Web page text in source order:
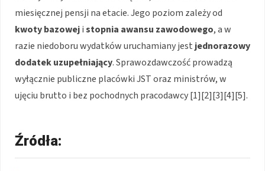
miesięcznej pensji na etacie. Jego poziom zależy od
kwoty bazowejistopnia awansu zawodowego, a w
razie niedoboru wydatków uruchamiany jest jednorazowy
dodatek uzupełniający. Sprawozdawczość prowadzą
wyłącznie publiczne placówki JST oraz ministrów, w
ujęciu brutto i bez pochodnych pracodawcy [1][2][3][4][5].
Źródła: